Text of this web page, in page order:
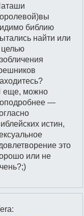
библию
найти или
целью
еще, можно
—
истин,
это
или не
: